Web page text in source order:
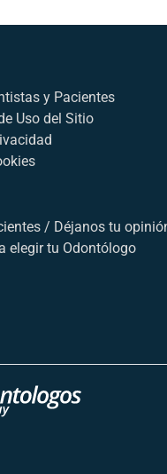
y Pacientes
Uso del Sitio
/ Déjanos tu
elegir tu Odontólogo